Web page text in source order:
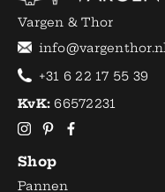
Vargen & Thor
+31 6 22 17 55 39
KvK: 66572231
Shop
Pannen